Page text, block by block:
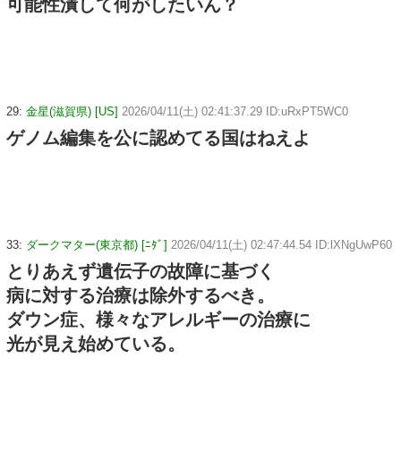
可能性潰して何がしたいん？
29: 金星(滋賀県) [US] 2026/04/11(土) 02:41:37.29 ID:uRxPT5WC0
ゲノム編集を公に認めてる国はねえよ
33: ダークマター(東京都) [ﾆﾀﾞ] 2026/04/11(土) 02:47:44.54 ID:lXNgUwP60
とりあえず遺伝子の故障に基づく
病に対する治療は除外するべき。
ダウン症、様々なアレルギーの治療に
光が見え始めている。